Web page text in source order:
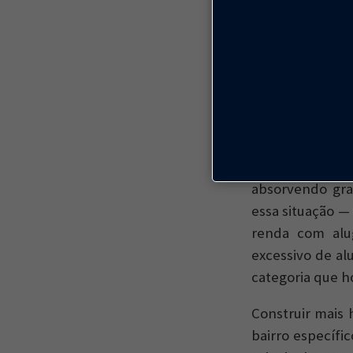
Quando não
que viveriam
classe média,
absorvendo
essa situação
renda com
excessivo de
categoria que
Construir
bairro